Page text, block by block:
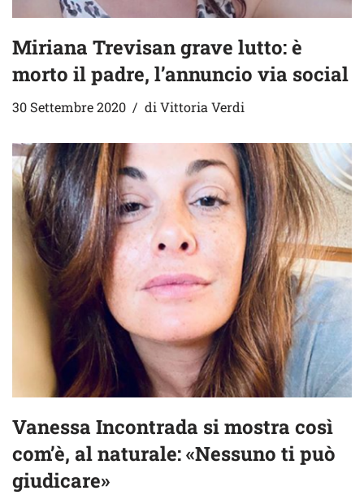
Miriana Trevisan grave lutto: è
morto il padre, l’annuncio via social
30 Settembre 2020 di Vittoria Verdi
Vanessa Incontrada si mostra così
com’è, al naturale: «Nessuno ti può
giudicare»